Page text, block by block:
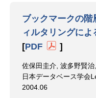
ブックマークの階
ィルタリングに
[PDF ]
佐保田圭介, 波多野賢
日本データベース学会
2004.06